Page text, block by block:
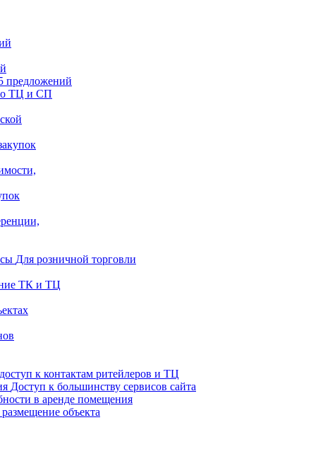
предложений
ТЦ и СП
Для розничной торговли
ТК и ТЦ
к контактам ритейлеров и ТЦ
Доступ к большинству сервисов сайта
в аренде помещения
объекта